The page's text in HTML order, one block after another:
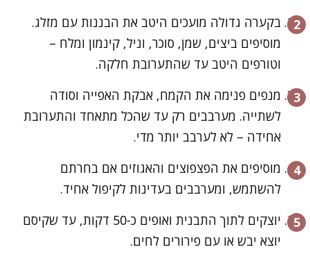
בקערה גדולה מועכים היטב את הבננות עם מזלג.
מוסיפים ביצים, שמן, סוכר, וניל, קינמון ומלח –
וטורפים היטב עד שהתערובת חלקה.
מנפים פנימה את הקמח, אבקת האפייה וסודה
לשתייה. מערבבים רק עד שהכל מתאחד והתערובת
אחידה – לא לערבב יותר מדי.
מוסיפים את הפצפוצים והאגוזים אם בחרתם
להשתמש, ומערבבים בעדינות לקיפול אחיד.
יוצקים לתוך התבנית ואופים כ-50 דקות, עד שקיסם
יוצא יבש או עם פירורים לחים.